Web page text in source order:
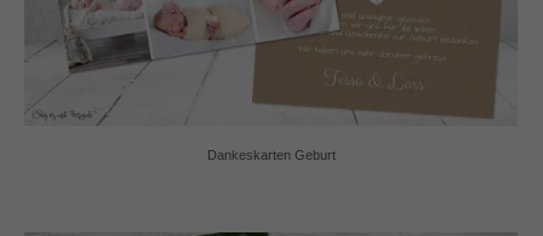
Dankeskarten Geburt